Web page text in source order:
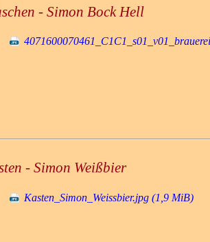
- Simon Bock Hell
- Simon Weißbier
Kasten_Simon_Weissbier.jpg (1,9 MiB)